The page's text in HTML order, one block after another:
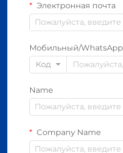
Электронная почта
Мобильный/WhatsApp
Код
Name
Company Name